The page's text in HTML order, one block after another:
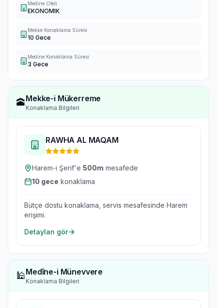
Medine Oteli
EKONOMIK
Mekke Konaklama Süresi
10 Gece
Medine Konaklama Süresi
3 Gece
🕋Mekke-i Mükerreme
Konaklama Bilgileri
RAWHA AL MAQAM
Harem-i Şerif'e 500m mesafede
10 gece konaklama
Bütçe dostu konaklama, servis mesafesinde Harem
erişimi.
Detayları gör
🕌Medîne-i Münevvere
Konaklama Bilgileri